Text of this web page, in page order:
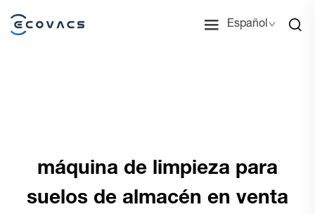
Español
máquina de limpieza para
suelos de almacén en venta